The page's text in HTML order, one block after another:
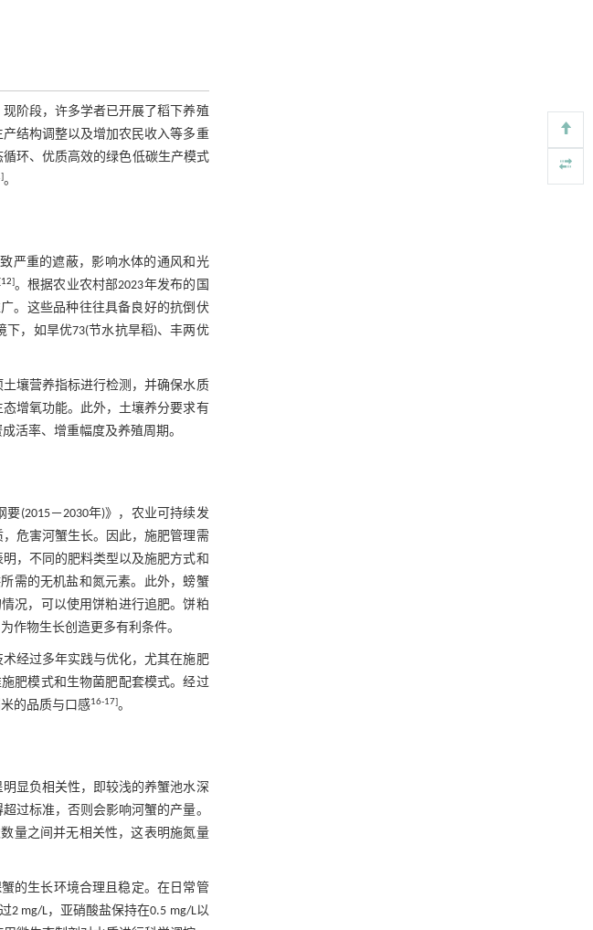
阶段，许多学者已开展了稻下养殖
结构调整以及增加农民收入等多重
环、优质高效的绿色低碳生产模式
]。
严重的遮蔽，影响水体的通风和光
[12]。根据农业农村部2023年发布的国
。这些品种往往具备良好的抗倒伏
，如旱优73(节水抗旱稻)、丰两优
壤营养指标进行检测，并确保水质
增氧功能。此外，土壤养分要求有
活率、增重幅度及养殖周期。
(2015－2030年)》，农业可持续发
危害河蟹生长。因此，施肥管理需
，不同的肥料类型以及施肥方式和
需的无机盐和氮元素。此外，螃蟹
况，可以使用饼粕进行追肥。饼粕
作物生长创造更多有利条件。
经过多年实践与优化，尤其在施肥
肥模式和生物菌肥配套模式。经过
的品质与口感16-17]。
显负相关性，即较浅的养蟹池水深
过标准，否则会影响河蟹的产量。
量之间并无相关性，这表明施氮量
的生长环境合理且稳定。在日常管
2 mg/L，亚硝酸盐保持在0.5 mg/L以